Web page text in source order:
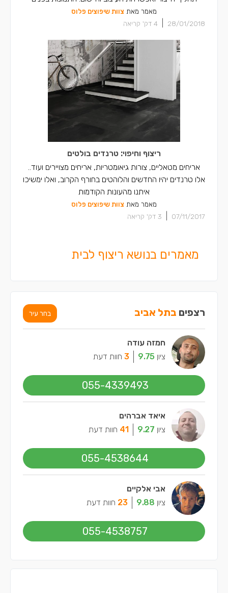
מאמר מאת צוות שיפוצים פלוס
28/01/2018
4 דק' קריאה
ריצוף וחיפוי: טרנדים בולטים
אריחים מטאליים, צורות גיאומטריות, אריחים מצויירים ועוד..
אלו טרנדים יהיו החדשים והלוהטים בחורף הקרוב, ואלו ימשיכו
איתנו מהעונות הקודמות
מאמר מאת צוות שיפוצים פלוס
07/11/2017
3 דק' קריאה
מאמרים בנושא ריצוף לבית
רצפים בתל אביב בחר עיר
חמזה עודה
ציון 9.75
3 חוות דעת
055-4339493
איאד אברהים
ציון 9.27
41 חוות דעת
055-4538644
אבי אלקיים
ציון 9.88
23 חוות דעת
055-4538757